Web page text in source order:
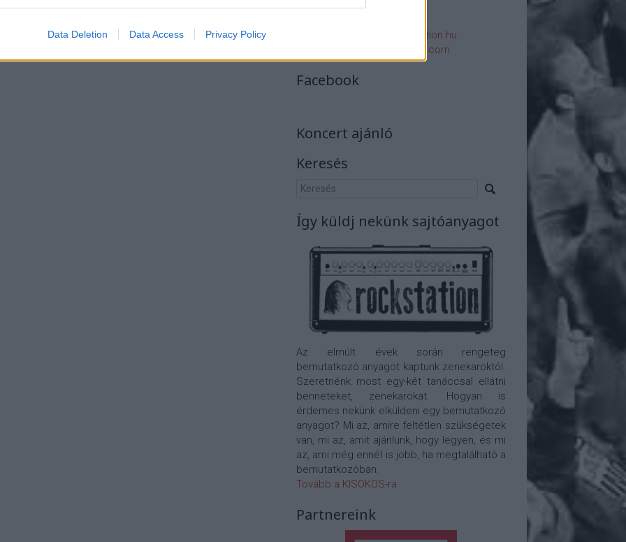
Data Deletion Data Access Privacy Policy
rsszerk@rockstation.hu
rsszerk@gmail.com
Facebook
Koncert ajánló
Keresés
Így küldj nekünk sajtóanyagot
Az elmúlt évek során rengeteg
bemutatkozó anyagot kaptunk zenekaroktól.
Szeretnénk most egy-két tanáccsal ellátni
benneteket, zenekarokat. Hogyan is
érdemes nekünk elküldeni egy bemutatkozó
anyagot? Mi az, amire feltétlen szükségetek
van, mi az, amit ajánlunk, hogy legyen, és mi
az, ami még ennél is jobb, ha megtalálható a
bemutatkozóban.
Tovább a KISOKOS-ra
Partnereink